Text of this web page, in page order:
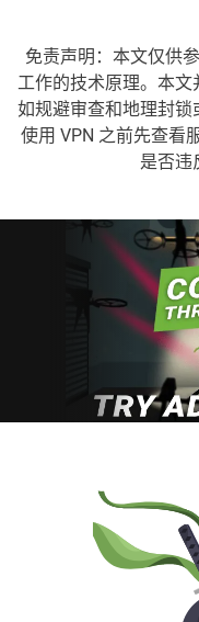
免责声明：本文仅供
工作的技术原理。本文
如规避审查和地理封
使用 VPN 之前先查看
是否违